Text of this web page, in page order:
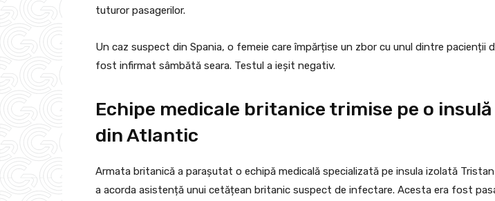
tuturor pasagerilor.
Un caz suspect din Spania, o femeie care împărțise un zbor cu unul dintre pacienții
fost infirmat sâmbătă seara. Testul a ieșit negativ.
Echipe medicale britanice trimise pe o
din Atlantic
Armata britanică a parașutat o echipă medicală specializată pe insula izolată
a acorda asistență unui cetățean britanic suspect de infectare. Acesta era fost